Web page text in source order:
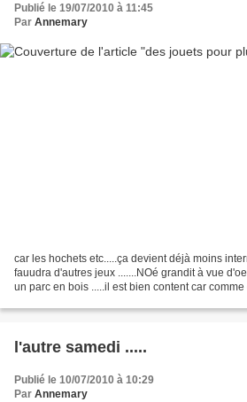
Publié le 19/07/2010 à 11:45
Par Annemary
car les hochets etc.....ça devient déjà moins
fauudra d'autres jeux .......NOé grandit à vue
un parc en bois .....il est bien content car
l'autre samedi .....
Publié le 10/07/2010 à 10:29
Par Annemary